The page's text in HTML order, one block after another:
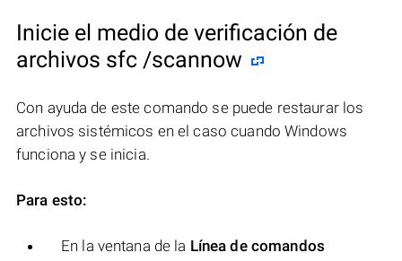
Inicie el medio de verificación de
archivos sfc /scannow
Con ayuda de este comando se puede restaurar los
archivos sistémicos en el caso cuando Windows
funciona y se inicia.
Para esto:
En la ventana de la Línea de comandos